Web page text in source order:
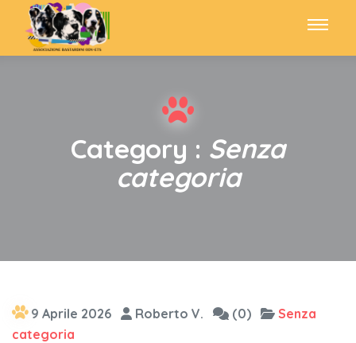
Category : Senza
categoria
9 Aprile 2026 Roberto V. (0)
Senza
categoria